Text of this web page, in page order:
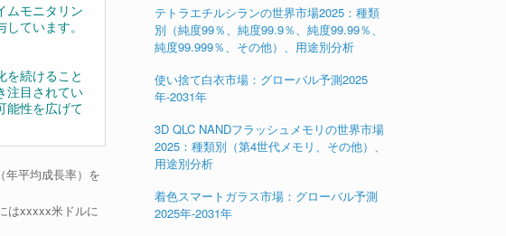
ムモニタリン
ています。
を続けること
注目されてい
能性を広げて
年平均成長率）を
はxxxxx米ドルに
テトラエチルシランの世界市場2025：種類
別（純度99％、純度99.9％、純度99.99％、
純度99.999％、その他）、用途別分析
使い捨て白衣市場：グローバル予測2025
年-2031年
3D QLC NANDフラッシュメモリの世界市場
2025：種類別（第4世代メモリ、その他）、
用途別分析
着色スマートガラス市場：グローバル予測
2025年-2031年